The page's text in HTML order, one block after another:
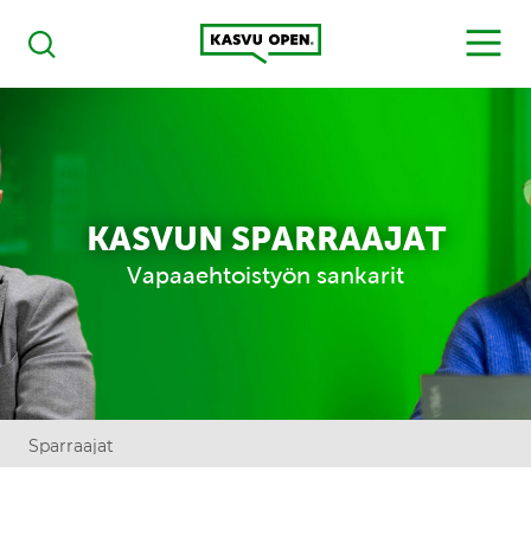
Haku
Kasvu Open
MENU
KASVUN SPARRAAJAT
Vapaaehtoistyön sankarit
Sparraajat